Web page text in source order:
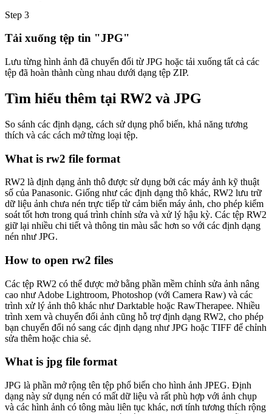
Step 3
Tải xuống tệp tin "JPG"
Lưu từng hình ảnh đã chuyển đổi từ JPG hoặc tải xuống tất cả các
tệp đã hoàn thành cùng nhau dưới dạng tệp ZIP.
Tìm hiểu thêm tại RW2 và JPG
So sánh các định dạng, cách sử dụng phổ biến, khả năng tương
thích và các cách mở từng loại tệp.
What is rw2 file format
RW2 là định dạng ảnh thô được sử dụng bởi các máy ảnh kỹ thuật
số của Panasonic. Giống như các định dạng thô khác, RW2 lưu trữ
dữ liệu ảnh chưa nén trực tiếp từ cảm biến máy ảnh, cho phép kiểm
soát tốt hơn trong quá trình chỉnh sửa và xử lý hậu kỳ. Các tệp RW2
giữ lại nhiều chi tiết và thông tin màu sắc hơn so với các định dạng
nén như JPG.
How to open rw2 files
Các tệp RW2 có thể được mở bằng phần mềm chỉnh sửa ảnh nâng
cao như Adobe Lightroom, Photoshop (với Camera Raw) và các
trình xử lý ảnh thô khác như Darktable hoặc RawTherapee. Nhiều
trình xem và chuyển đổi ảnh cũng hỗ trợ định dạng RW2, cho phép
bạn chuyển đổi nó sang các định dạng như JPG hoặc TIFF để chỉnh
sửa thêm hoặc chia sẻ.
What is jpg file format
JPG là phần mở rộng tên tệp phổ biến cho hình ảnh JPEG. Định
dạng này sử dụng nén có mất dữ liệu và rất phù hợp với ảnh chụp
và các hình ảnh có tông màu liên tục khác, nơi tính tương thích rộng